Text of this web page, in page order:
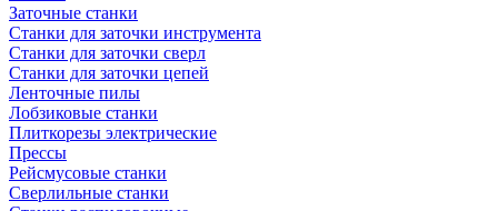
Заточные станки
Станки для заточки инструмента
Станки для заточки сверл
Станки для заточки цепей
Ленточные пилы
Лобзиковые станки
Плиткорезы электрические
Прессы
Рейсмусовые станки
Сверлильные станки